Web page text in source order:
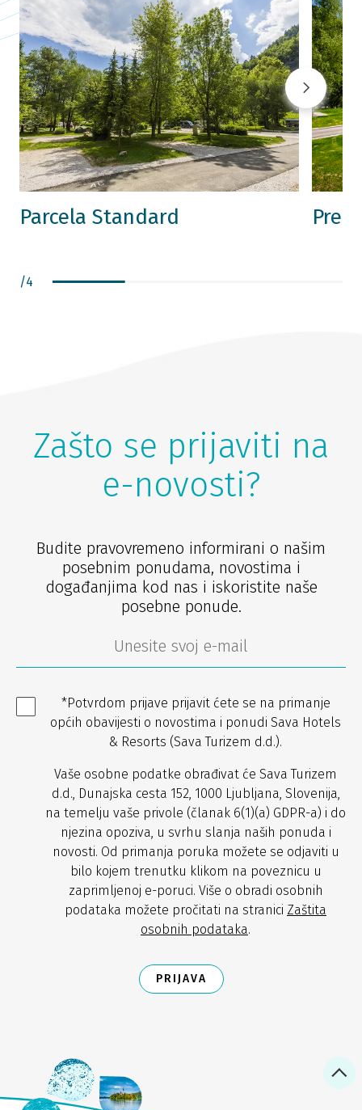
Parcela Standard
/4
Zašto se prijaviti na
e-novosti?
Budite pravovremeno informirani o našim
posebnim ponudama, novostima i
događanjima kod nas i iskoristite naše
posebne ponude.
*Potvrdom prijave prijavit ćete se na primanje
općih obavijesti o novostima i ponudi Sava Hotels
& Resorts (Sava Turizem d.d.).
Vaše osobne podatke obrađivat će Sava Turizem
d.d., Dunajska cesta 152, 1000 Ljubljana, Slovenija,
na temelju vaše privole (članak 6(1)(a) GDPR-a) i do
njezina opoziva, u svrhu slanja naših ponuda i
novosti. Od primanja poruka možete se odjaviti u
bilo kojem trenutku klikom na poveznicu u
zaprimljenoj e-poruci. Više o obradi osobnih
podataka možete pročitati na stranici Zaštita
osobnih podataka.
PRIJAVA